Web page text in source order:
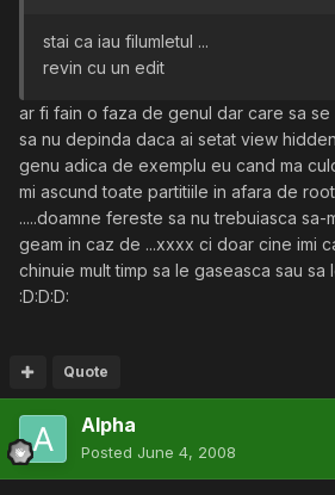
stai ca iau filumletul ...
revin cu un edit
ar fi fain o faza de genul dar care sa
sa nu depinda daca ai setat view
genu adica de exemplu eu cand ma
mi ascund toate partitiile in afara de
.....doamne fereste sa nu trebuiasca sa-
geam in caz de ...xxxx ci doar cine imi
chinuie mult timp sa le gaseasca sau sa
:D:D:D:
Quote
Alpha
Posted June 4, 2008